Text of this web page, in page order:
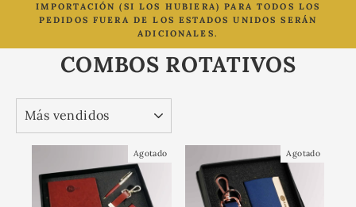
diapositivas
pausa
IMPORTACIÓN (SI LOS HUBIERA) PARA TODOS LOS
PEDIDOS FUERA DE LOS ESTADOS UNIDOS SERÁN
ADICIONALES.
COMBOS ROTATIVOS
Agotado Agotado